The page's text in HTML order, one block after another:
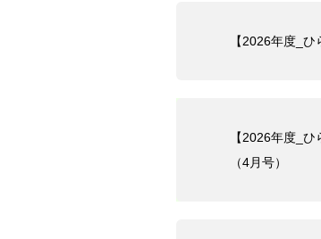
【2026年度_
【2026年度_
（4月号）